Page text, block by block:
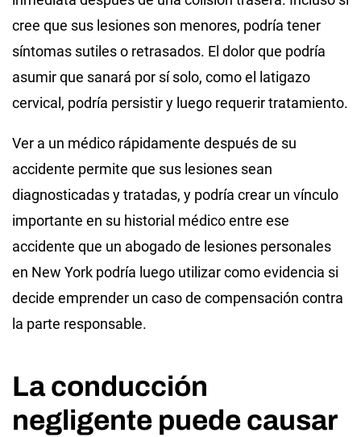
cree que sus lesiones son menores, podría tener
síntomas sutiles o retrasados. El dolor que podría
asumir que sanará por sí solo, como el latigazo
cervical, podría persistir y luego requerir tratamiento.
Ver a un médico rápidamente después de su
accidente permite que sus lesiones sean
diagnosticadas y tratadas, y podría crear un vínculo
importante en su historial médico entre ese
accidente que un abogado de lesiones personales
en New York podría luego utilizar como evidencia si
decide emprender un caso de compensación contra
la parte responsable.
La conducción
negligente puede causar